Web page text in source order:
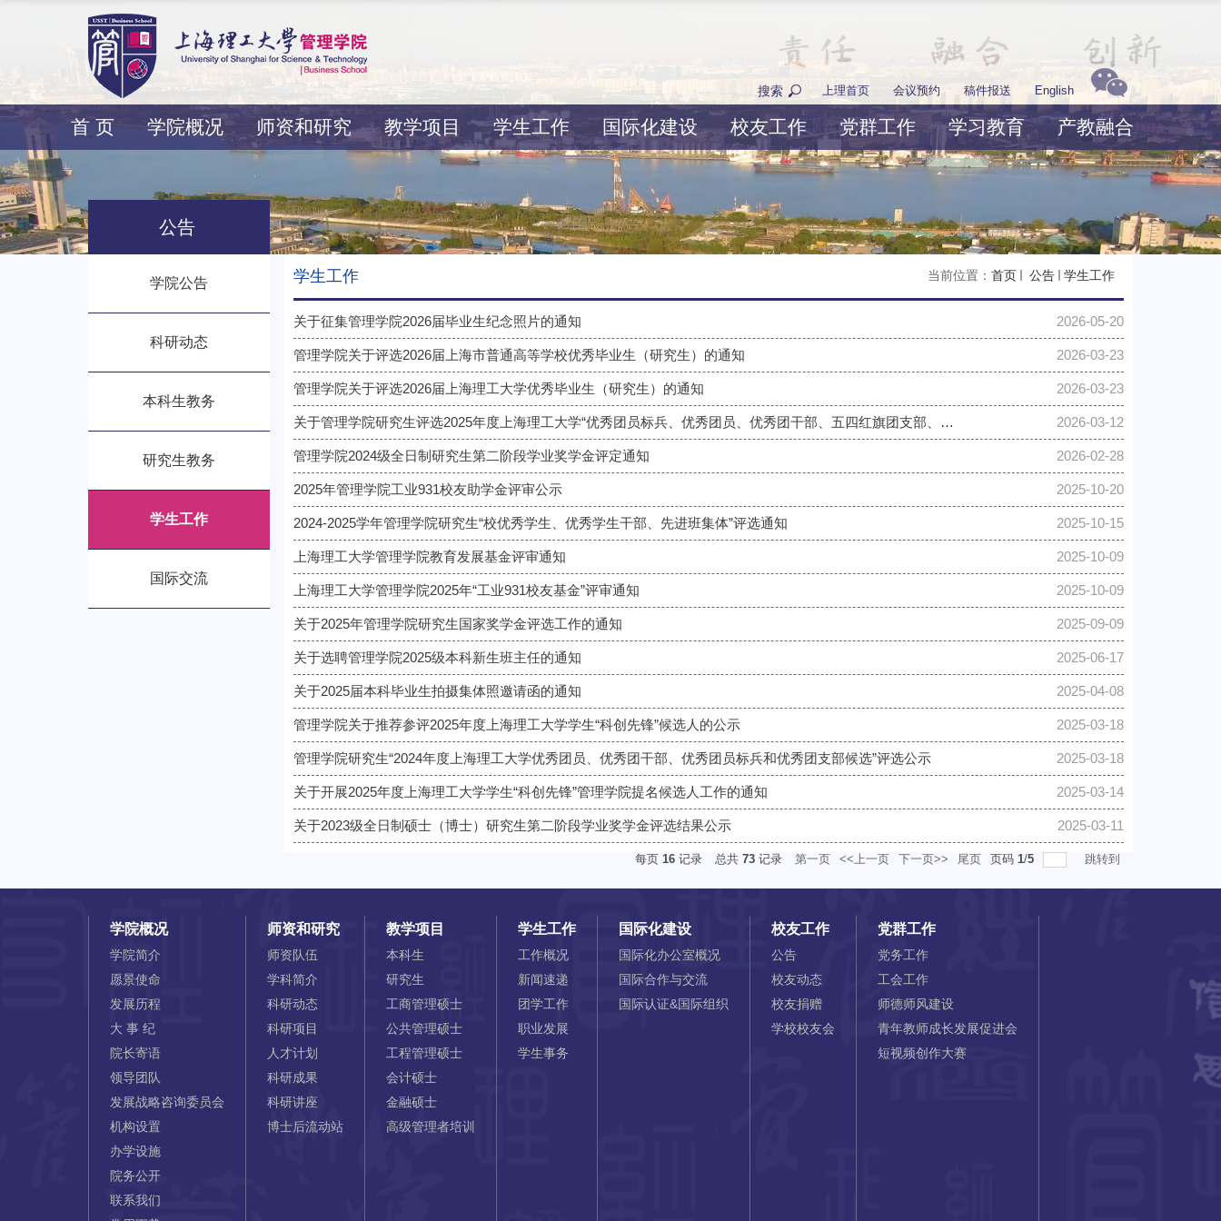
上理首页 会议预约 稿件报送 English
搜索
首 页 学院概况 师资和研究 教学项目 学生工作 国际化建设 校友工作 党群工作 学习教育 产教融合
公告
学院公告
科研动态
本科生教务
研究生教务
学生工作
国际交流
当前位置： 首页 公告 学生工作
学生工作
关于征集管理学院2026届毕业生纪念照片的通知 2026-05-20
管理学院关于评选2026届上海市普通高等学校优秀毕业生（研究生）的通知 2026-03-23
管理学院关于评选2026届上海理工大学优秀毕业生（研究生）的通知 2026-03-23
关于管理学院研究生评选2025年度上海理工大学“优秀团员标兵、优秀团员、优秀团干部、五四红旗团支部、优秀... 2026-03-12
管理学院2024级全日制研究生第二阶段学业奖学金评定通知 2026-02-28
2025年管理学院工业931校友助学金评审公示 2025-10-20
2024-2025学年管理学院研究生“校优秀学生、优秀学生干部、先进班集体”评选通知 2025-10-15
上海理工大学管理学院教育发展基金评审通知 2025-10-09
上海理工大学管理学院2025年“工业931校友基金”评审通知 2025-10-09
关于2025年管理学院研究生国家奖学金评选工作的通知 2025-09-09
关于选聘管理学院2025级本科新生班主任的通知 2025-06-17
关于2025届本科毕业生拍摄集体照邀请函的通知 2025-04-08
管理学院关于推荐参评2025年度上海理工大学学生“科创先锋”候选人的公示 2025-03-18
管理学院研究生“2024年度上海理工大学优秀团员、优秀团干部、优秀团员标兵和优秀团支部候选”评选公示 2025-03-18
关于开展2025年度上海理工大学学生“科创先锋”管理学院提名候选人工作的通知 2025-03-14
关于2023级全日制硕士（博士）研究生第二阶段学业奖学金评选结果公示 2025-03-11
每页 16 记录 总共 73 记录 第一页 <<上一页 下一页>> 尾页 页码 1/5 跳转到
学院概况
学院简介
愿景使命
发展历程
大 事 纪
院长寄语
领导团队
发展战略咨询委员会
机构设置
办学设施
院务公开
联系我们
师资和研究
师资队伍
学科简介
科研动态
科研项目
人才计划
科研成果
科研讲座
博士后流动站
教学项目
本科生
研究生
工商管理硕士
公共管理硕士
工程管理硕士
会计硕士
金融硕士
高级管理者培训
学生工作
工作概况
新闻速递
团学工作
职业发展
学生事务
国际化建设
国际化办公室概况
国际合作与交流
国际认证&国际组织
校友工作
公告
校友动态
校友捐赠
学校校友会
党群工作
党务工作
工会工作
师德师风建设
青年教师成长发展促进会
短视频创作大赛